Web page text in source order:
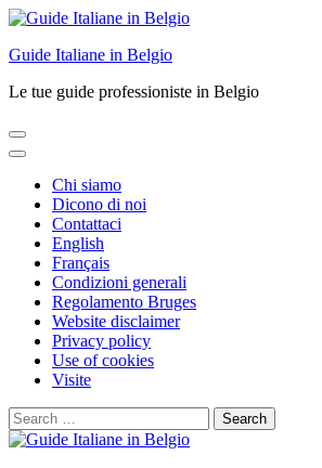
Skip
content
Enter)
Guide Italiane in Belgio
Le tue guide professioniste in Belgio
Chi siamo
Dicono di noi
Contattaci
English
Français
Condizioni generali
Regolamento Bruges
Website disclaimer
Privacy policy
Use of cookies
Visite
Search
for: